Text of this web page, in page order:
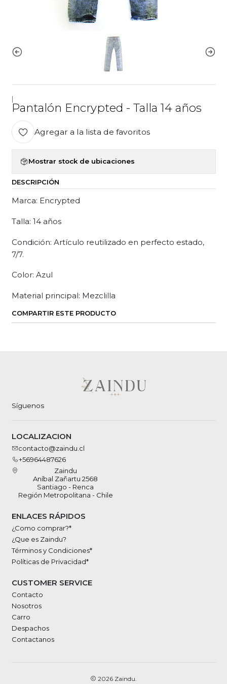
Pantalón Encrypted - Talla 14 años
Agregar a la lista de favoritos
Mostrar stock de ubicaciones
DESCRIPCIÓN
Marca: Encrypted
Talla: 14 años
Condición: Artículo reutilizado en perfecto estado,
7/7.
Color: Azul
Material principal: Mezclilla
COMPARTIR ESTE PRODUCTO
Síguenos
LOCALIZACION
contacto@zaindu.cl
+56964487626
Zaindu
Aníbal Zañartu 2568
Santiago - Renca
Región Metropolitana - Chile
ENLACES RÁPIDOS
¿Como comprar?*
¿Que es Zaindu?
Términos y Condiciones*
Políticas de Privacidad*
CUSTOMER SERVICE
Contacto
Nosotros
Carro
Despachos
Contactanos
2026 Zaindu.